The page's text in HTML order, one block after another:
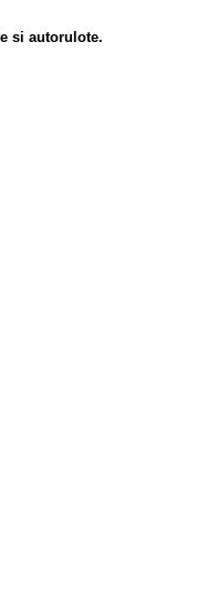
si autorulote.